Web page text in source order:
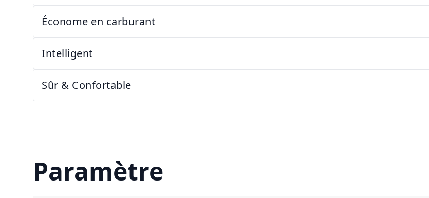
Économe en carburant
Intelligent
Sûr & Confortable
Paramètre